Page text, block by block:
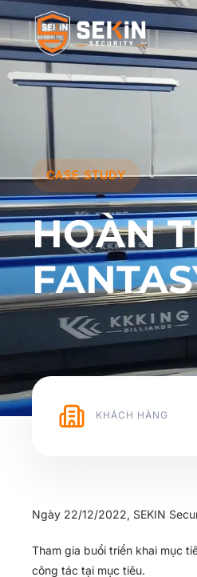
CASE STUDY
HOÀN
KHÁCH HÀNG
Ngày 22/12/2022, SEKIN
Tham gia buổi triển khai mục
công tác tại mục tiêu.